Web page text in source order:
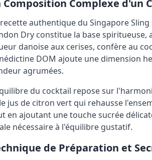
Composition Complexe d'un
authentique du Singapore
Dry constitue la base
danoise aux cerises, confère au
DOM ajoute une dimension
agrumées.
du cocktail repose sur
jus de citron vert qui rehausse
en ajoutant une touche sucrée
nécessaire à l'équilibre gustatif.
de Préparation et